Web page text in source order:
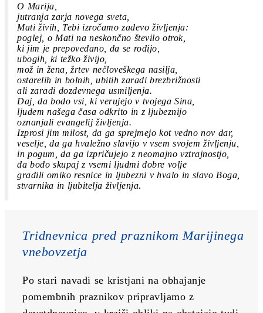
O Marija,
jutranja zarja novega sveta,
Mati živih, Tebi izročamo zadevo življenja:
poglej, o Mati na neskončno število otrok,
ki jim je prepovedano, da se rodijo,
ubogih, ki težko živijo,
mož in žena, žrtev nečloveškega nasilja,
ostarelih in bolnih, ubitih zaradi brezbrižnosti
ali zaradi dozdevnega usmiljenja.
Daj, da bodo vsi, ki verujejo v tvojega Sina,
ljudem našega časa odkrito in z ljubeznijo
oznanjali evangelij življenja.
Izprosi jim milost, da ga sprejmejo kot vedno nov dar,
veselje, da ga hvaležno slavijo v vsem svojem življenju,
in pogum, da ga izpričujejo z neomajno vztrajnostjo,
da bodo skupaj z vsemi ljudmi dobre volje
gradili omiko resnice in ljubezni v hvalo in slavo Boga,
stvarnika in ljubitelja življenja.
Tridnevnica pred praznikom Marijinega
vnebovzetja
Po stari navadi se kristjani na obhajanje
pomembnih praznikov pripravljamo z